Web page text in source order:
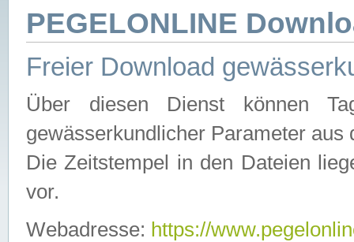
PEGELONLINE
Freier Download
Über diesen Dienst können
gewässerkundlicher Parameter aus
Die Zeitstempel in den Dateien
vor.
Webadresse: https://